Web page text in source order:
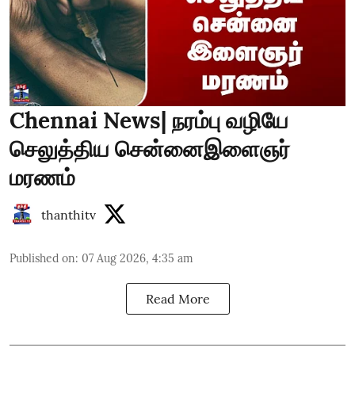
Chennai News| நரம்பு வழியே
செலுத்திய சென்னைஇளைஞர்
மரணம்
thanthitv
Published on: 07 Aug 2026, 4:35 am
Read More